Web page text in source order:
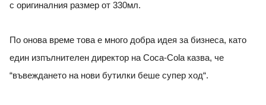
с оригиналния размер от 330мл.
По онова време това е много добра идея за бизнеса, като
един изпълнителен директор на Coca-Cola казва, че
“въвеждането на нови бутилки беше супер ход“.